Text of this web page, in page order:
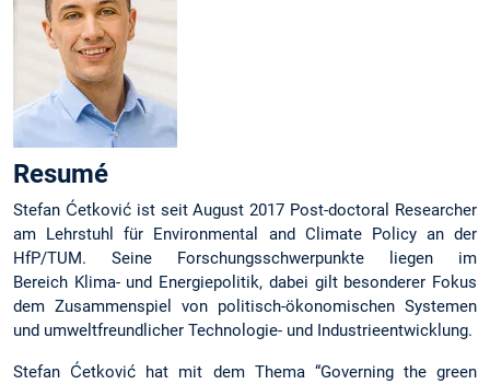
Resumé
Stefan Ćetković ist seit August 2017 Post-doctoral Researcher
am Lehrstuhl für Environmental and Climate Policy an der
HfP/TUM. Seine Forschungsschwerpunkte liegen im
Bereich Klima- und Energiepolitik, dabei gilt besonderer Fokus
dem Zusammenspiel von politisch-ökonomischen Systemen
und umweltfreundlicher Technologie- und Industrieentwicklung.
Stefan Ćetković hat mit dem Thema “Governing the green